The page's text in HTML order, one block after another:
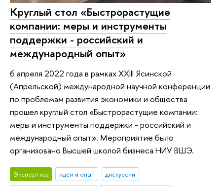
Круглый стол «Быстрорастущие
компании: меры и инструменты
поддержки - российский и
международный опыт»
6 апреля 2022 года в рамках XXIII Ясинской
(Апрельской) международной научной конференции
по проблемам развития экономики и общества
прошел круглый стол «Быстрорастущие компании:
меры и инструменты поддержки - российский и
международный опыт». Мероприятие было
организовано Высшей школой бизнеса НИУ ВШЭ.
Экспертиза идеи и опыт
дискуссии